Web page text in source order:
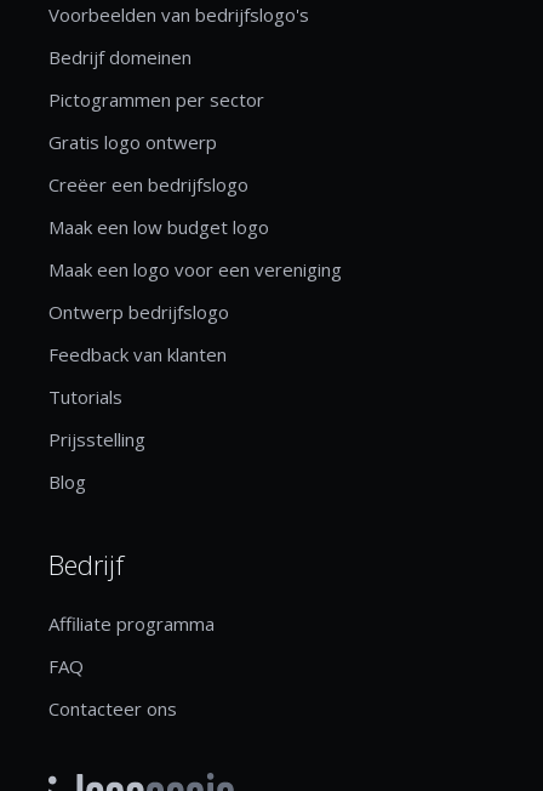
Voorbeelden van bedrijfslogo's
Bedrijf domeinen
Pictogrammen per sector
Gratis logo ontwerp
Creëer een bedrijfslogo
Maak een low budget logo
Maak een logo voor een vereniging
Ontwerp bedrijfslogo
Feedback van klanten
Tutorials
Prijsstelling
Blog
Bedrijf
Affiliate programma
FAQ
Contacteer ons